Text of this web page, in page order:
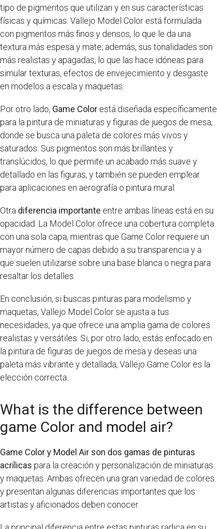
tipo de pigmentos que utilizan y en sus características
físicas y químicas. Vallejo Model Color está formulada
con pigmentos más finos y densos, lo que le da una
textura más espesa y mate; además, sus tonalidades son
más realistas y apagadas, lo que las hace idóneas para
simular texturas, efectos de envejecimiento y desgaste
en modelos a escala y maquetas.
Por otro lado, Game Color está diseñada específicamente
para la pintura de miniaturas y figuras de juegos de mesa,
donde se busca una paleta de colores más vivos y
saturados. Sus pigmentos son más brillantes y
translúcidos, lo que permite un acabado más suave y
detallado en las figuras, y también se pueden emplear
para aplicaciones en aerografía o pintura mural.
Otra diferencia importante entre ambas líneas está en su
opacidad. La Model Color ofrece una cobertura completa
con una sola capa, mientras que Game Color requiere un
mayor número de capas debido a su transparencia y a
que suelen utilizarse sobre una base blanca o negra para
resaltar los detalles.
En conclusión, si buscas pinturas para modelismo y
maquetas, Vallejo Model Color se ajusta a tus
necesidades, ya que ofrece una amplia gama de colores
realistas y versátiles. Si, por otro lado, estás enfocado en
la pintura de figuras de juegos de mesa y deseas una
paleta más vibrante y detallada, Vallejo Game Color es la
elección correcta.
What is the difference between
game Color and model air?
Game Color y Model Air son dos gamas de pinturas
acrílicas para la creación y personalización de miniaturas
y maquetas. Ambas ofrecen una gran variedad de colores
y presentan algunas diferencias importantes que los
artistas y aficionados deben conocer.